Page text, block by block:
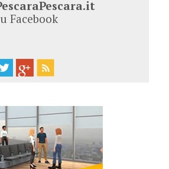
Facebook